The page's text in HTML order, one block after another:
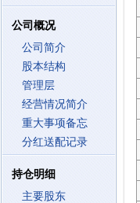
公司概况
公司简介
股本结构
管理层
经营情况简介
重大事项备忘
分红送配记录
持仓明细
主要股东